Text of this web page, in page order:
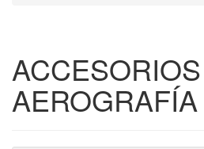
ACCESORIOS
AEROGRAFÍA